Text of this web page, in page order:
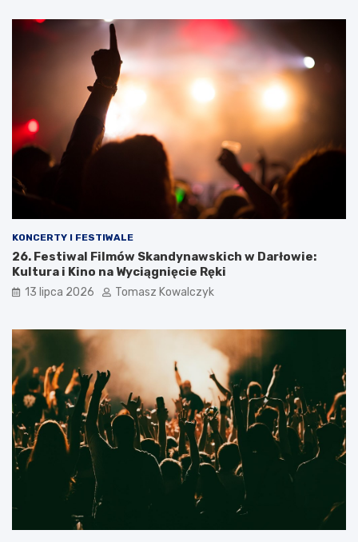
KONCERTY I FESTIWALE
26. Festiwal Filmów Skandynawskich w Darłowie:
Kultura i Kino na Wyciągnięcie Ręki
13 lipca 2026 Tomasz Kowalczyk